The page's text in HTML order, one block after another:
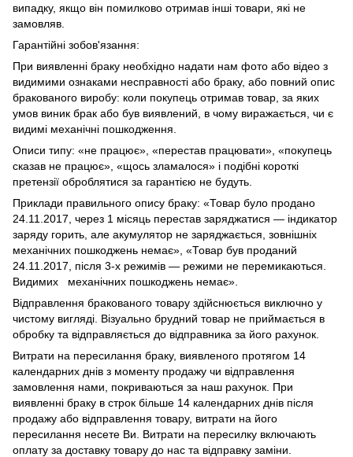
випадку, якщо він помилково отримав інші товари, які не
замовляв.
Гарантійні зобов'язання:
При виявленні браку необхідно надати нам фото або відео з
видимими ознаками несправності або браку, або повний опис
бракованого виробу: коли покупець отримав товар, за яких
умов виник брак або був виявлений, в чому виражається, чи є
видимі механічні пошкодження.
Описи типу: «не працює», «перестав працювати», «покупець
сказав не працює», «щось зламалося» і подібні короткі
претензії оброблятися за гарантією не будуть.
Приклади правильного опису браку: «Товар було продано
24.11.2017, через 1 місяць перестав заряджатися — індикатор
заряду горить, але акумулятор не заряджається, зовнішніх
механічних пошкоджень немає», «Товар був проданий
24.11.2017, після 3-х режимів — режими не перемикаються.
Видимих механічних пошкоджень немає».
Відправлення бракованого товару здійснюється виключно у
чистому вигляді. Візуально брудний товар не приймається в
обробку та відправляється до відправника за його рахунок.
Витрати на пересилання браку, виявленого протягом 14
календарних днів з моменту продажу чи відправлення
замовлення нами, покриваються за наш рахунок. При
виявленні браку в строк більше 14 календарних днів після
продажу або відправлення товару, витрати на його
пересилання несете Ви. Витрати на пересилку включають
оплату за доставку товару до нас та відправку заміни.